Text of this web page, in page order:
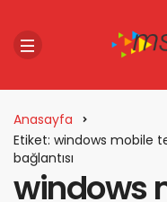
Anasayfa
Etiket: windows mobile
bağlantısı
windows